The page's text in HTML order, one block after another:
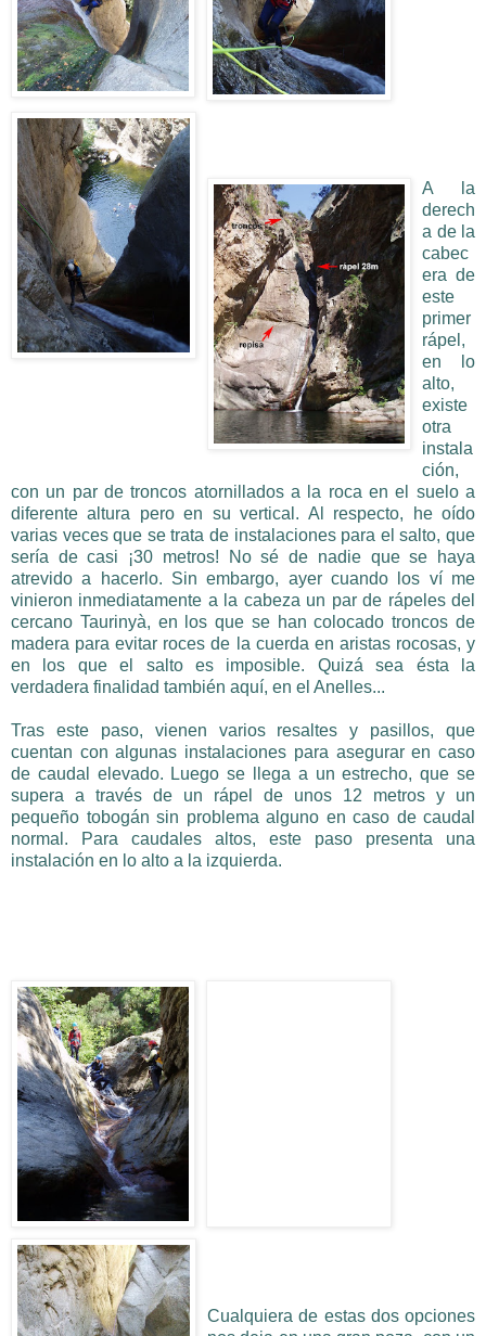
A la
derech
a de la
cabec
era de
este
primer
rápel,
en lo
alto,
existe
otra
instala
ción,
con un par de troncos atornillados a la roca en el suelo a
diferente altura pero en su vertical. Al respecto, he oído
varias veces que se trata de instalaciones para el salto, que
sería de casi ¡30 metros! No sé de nadie que se haya
atrevido a hacerlo. Sin embargo, ayer cuando los ví me
vinieron inmediatamente a la cabeza un par de rápeles del
cercano Taurinyà, en los que se han colocado troncos de
madera para evitar roces de la cuerda en aristas rocosas, y
en los que el salto es imposible. Quizá sea ésta la
verdadera finalidad también aquí, en el Anelles...
Tras este paso, vienen varios resaltes y pasillos, que
cuentan con algunas instalaciones para asegurar en caso
de caudal elevado. Luego se llega a un estrecho, que se
supera a través de un rápel de unos 12 metros y un
pequeño tobogán sin problema alguno en caso de caudal
normal. Para caudales altos, este paso presenta una
instalación en lo alto a la izquierda.
Cualquiera de estas dos opciones